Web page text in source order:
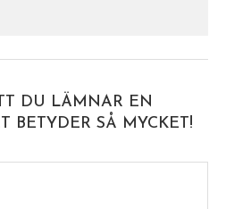
DU LÄMNAR EN
BETYDER SÅ MYCKET!